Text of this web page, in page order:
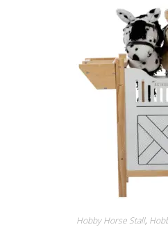
Hobby Horse Stall,